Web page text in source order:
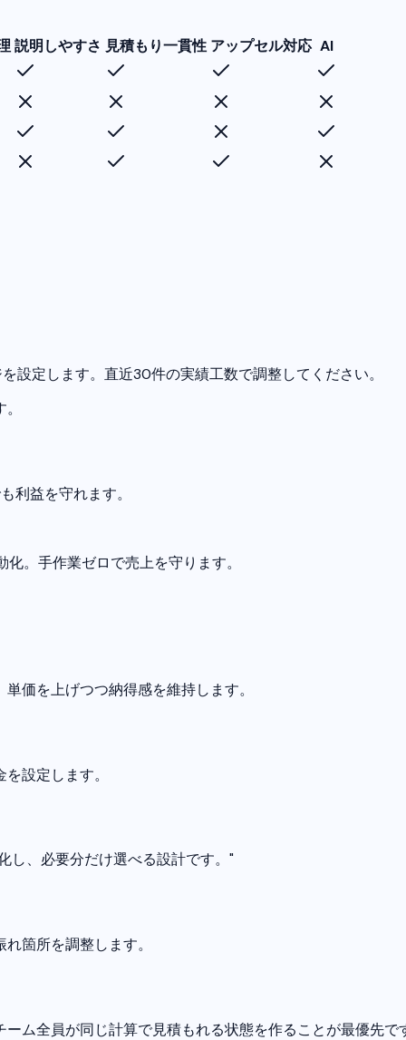
説明しやすさ 見積もり一貫性 アップセル対応 AI
設定します。直近30件の実績工数で調整してください。
利益を守れます。
。手作業ゼロで売上を守ります。
価を上げつつ納得感を維持します。
設定します。
し、必要分だけ選べる設計です。"
箇所を調整します。
ム全員が同じ計算で見積もれる状態を作ることが最優先で